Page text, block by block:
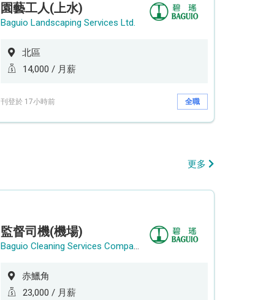
園藝工人(上水)
Baguio Landscaping Services Ltd.
北區
14,000 / 月薪
刊登於 17小時前 全職
更多
監督司機(機場)
Baguio Cleaning Services Company Limited
赤鱲角
23,000 / 月薪